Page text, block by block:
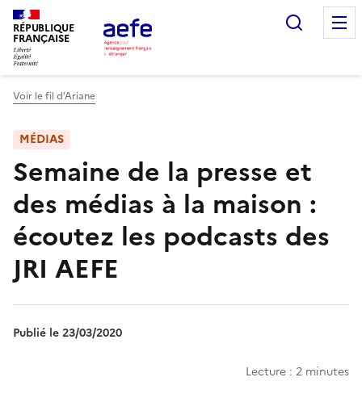
Aller
au
contenu
principal
RÉPUBLIQUE
FRANÇAISE
Voir le fil d’Ariane
MÉDIAS
Semaine de la presse et
des médias à la maison :
écoutez les podcasts des
JRI AEFE
Publié le 23/03/2020
Lecture : 2 minutes